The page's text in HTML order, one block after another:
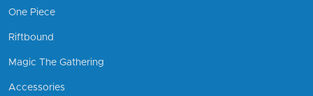
One Piece
Riftbound
Magic The Gathering
Accessories